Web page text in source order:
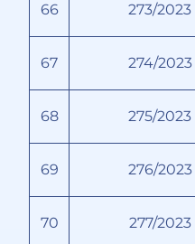
66 273/2023
67 274/2023
68 275/2023
69 276/2023
70 277/2023